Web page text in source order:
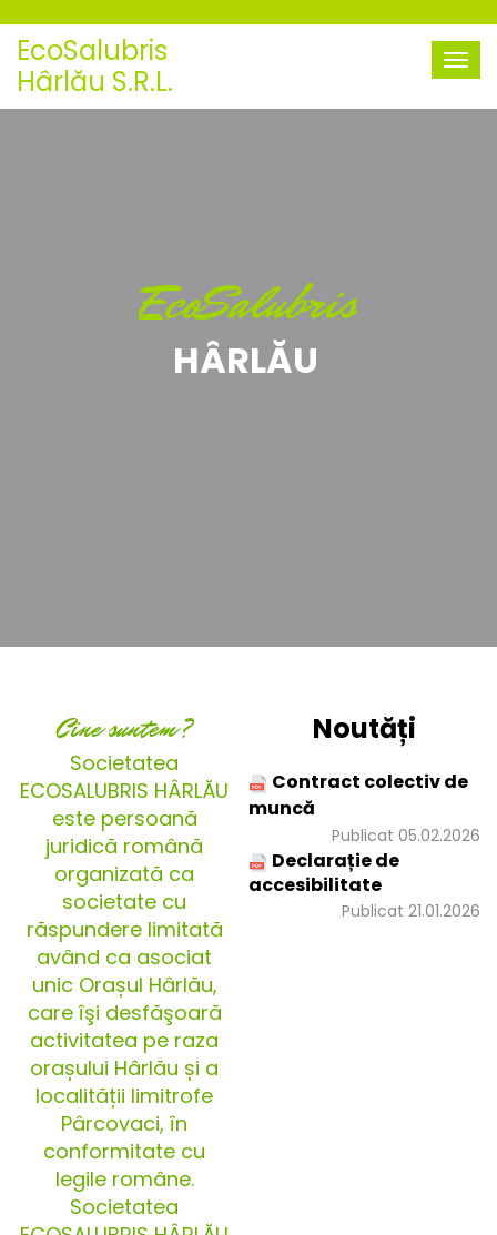
EcoSalubris
Hârlău S.R.L.
EcoSalubris
HÂRLĂU
Cine suntem?
Societatea
ECOSALUBRIS HÂRLĂU
este persoană
juridică română
organizată ca
societate cu
răspundere limitată
având ca asociat
unic Orașul Hârlău,
care îşi desfăşoară
activitatea pe raza
orașului Hârlău și a
localității limitrofe
Pârcovaci, în
conformitate cu
legile române.
Societatea
Noutăți
Contract colectiv de
muncă
Publicat 05.02.2026
Declarație de
accesibilitate
Publicat 21.01.2026